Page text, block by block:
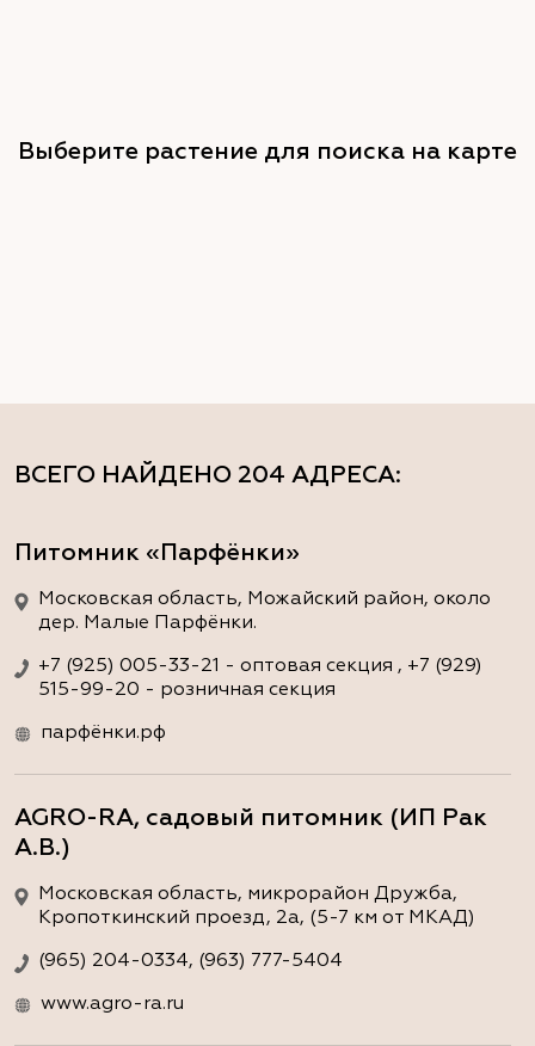
ВСЕГО НАЙДЕНО 204 АДРЕСА:
Питомник «Парфёнки»
Московская область, Можайский район, около
дер. Малые Парфёнки.
+7 (925) 005-33-21 - оптовая секция , +7 (929)
515-99-20 - розничная секция
парфёнки.рф
AGRO-RA, садовый питомник (ИП Рак
А.В.)
Московская область, микрорайон Дружба,
Кропоткинский проезд, 2а, (5-7 км от МКАД)
(965) 204-0334, (963) 777-5404
www.agro-ra.ru
Выберите растение для поиска на карте